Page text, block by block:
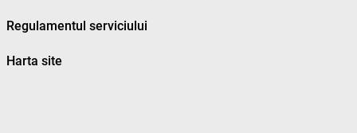
Regulamentul serviciului
Harta site